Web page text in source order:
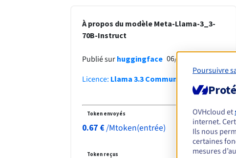
À propos du modèle Meta-Llama-3_3-
70B-Instruct
Publié sur huggingface 06/12/2024
Licence: Llama 3.3 Community
Token envoyés
0.67 €/Mtoken(entrée)
Token reçus
Poursuivre
OVHcloud et
internet.
Ils nous
certaines
mesures